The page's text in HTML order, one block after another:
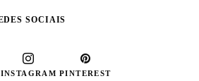
SOCIAIS
INSTAGRAM PINTEREST